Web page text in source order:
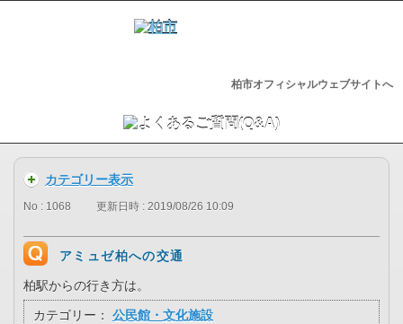
柏市オフィシャルウェブサイトへ
カテゴリー表示
No : 1068 更新日時 : 2019/08/26 10:09
アミュゼ柏への交通
柏駅からの行き方は。
カテゴリー：
公民館・文化施設